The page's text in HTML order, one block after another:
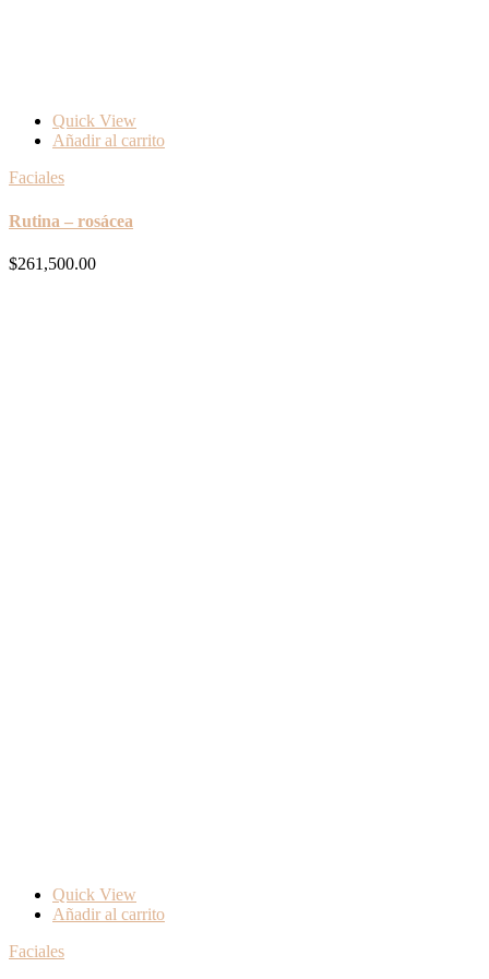
Quick View
Añadir al carrito
Faciales
Rutina – rosácea
$261,500.00
Quick View
Añadir al carrito
Faciales